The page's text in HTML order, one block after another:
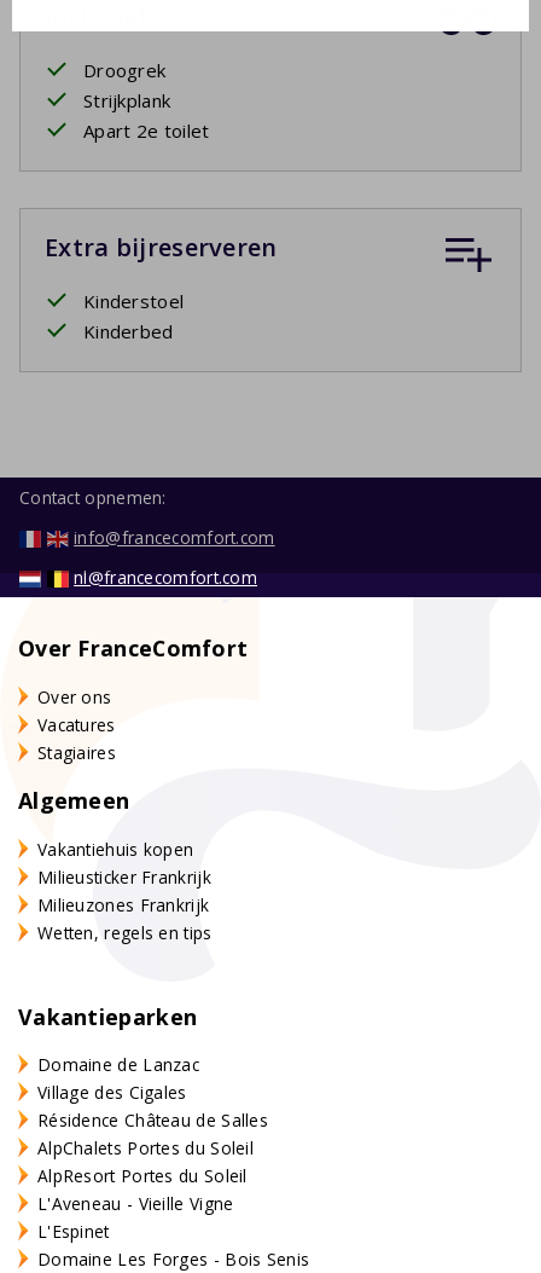
Droogrek
Strijkplank
Apart 2e toilet
Extra bijreserveren
Kinderstoel
Kinderbed
Contact opnemen:
info@francecomfort.com
nl@francecomfort.com
Over FranceComfort
Over ons
Vacatures
Stagiaires
Algemeen
Vakantiehuis kopen
Milieusticker Frankrijk
Milieuzones Frankrijk
Wetten, regels en tips
Vakantieparken
Domaine de Lanzac
Village des Cigales
Résidence Château de Salles
AlpChalets Portes du Soleil
AlpResort Portes du Soleil
L'Aveneau - Vieille Vigne
L'Espinet
Domaine Les Forges - Bois Senis